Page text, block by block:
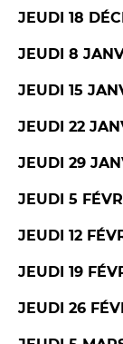
JEUDI 18
JEUDI 8
JEUDI 15
JEUDI 22
JEUDI 29
JEUDI 5
JEUDI 12
JEUDI 19
JEUDI 26